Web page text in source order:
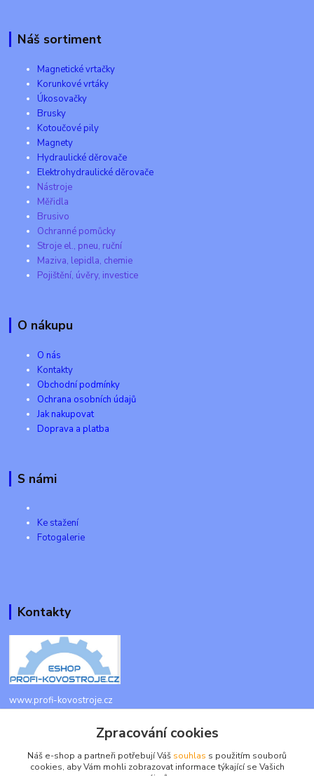
Náš sortiment
Magnetické vrtačky
Korunkové vrtáky
Úkosovačky
Brusky
Kotoučové pily
Magnety
Hydraulické děrovače
Elektrohydraulické děrovače
Nástroje
Měřidla
Brusivo
Ochranné pomůcky
Stroje el., pneu, ruční
Maziva, lepidla, chemie
Pojištění, úvěry, investice
O nákupu
O nás
Kontakty
Obchodní podmínky
Ochrana osobních údajů
Jak nakupovat
Doprava a platba
S námi
Ke stažení
Fotogalerie
Kontakty
www.profi-kovostroje.cz
+420 605 017 866
Každý den 8 - 20 hod - SMS kdykoliv
Zpracování cookies
Náš e-shop a partneři potřebují Váš souhlas s použitím souborů
cookies, aby Vám mohli zobrazovat informace týkající se Vašich